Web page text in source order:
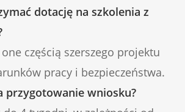
dotację na szkolenia z
częścią szerszego projektu
pracy i bezpieczeństwa.
przygotowanie wniosku?